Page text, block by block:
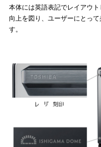
本体には英語表記でレイアウ
向上を図り、ユーザーにとっ
す。